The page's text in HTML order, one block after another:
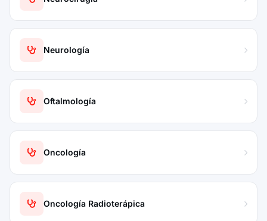
Neurología
Oftalmología
Oncología
Oncología Radioterápica